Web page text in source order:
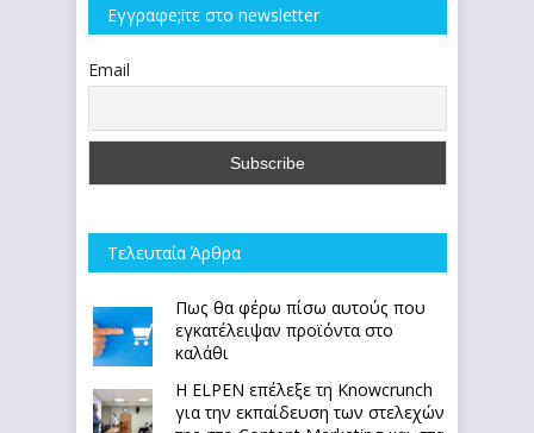
Εγγραφe;iτε στο newsletter
Email
Τελευταία Άρθρα
Πως θα φέρω πίσω αυτούς που
εγκατέλειψαν προϊόντα στο
καλάθι
Η ELPEN επέλεξε τη Knowcrunch
για την εκπαίδευση των στελεχών